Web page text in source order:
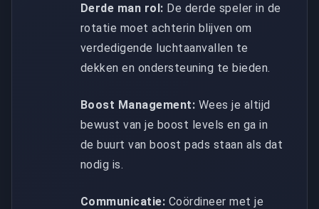
Derde man rol: De derde speler in de
rotatie moet achterin blijven om
verdedigende luchtaanvallen te
dekken en ondersteuning te bieden.
Boost Management: Wees je altijd
bewust van je boost levels en ga in
de buurt van boost pads staan als dat
nodig is.
Communicatie: Coördineer met je